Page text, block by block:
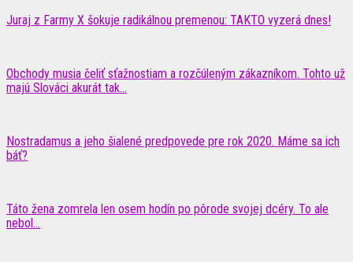
Juraj z Farmy X šokuje radikálnou premenou: TAKTO vyzerá dnes!
Obchody musia čeliť sťažnostiam a rozčúleným zákazníkom. Tohto už
majú Slováci akurát tak...
Nostradamus a jeho šialené predpovede pre rok 2020. Máme sa ich
báť?
Táto žena zomrela len osem hodín po pôrode svojej dcéry. To ale
nebol...